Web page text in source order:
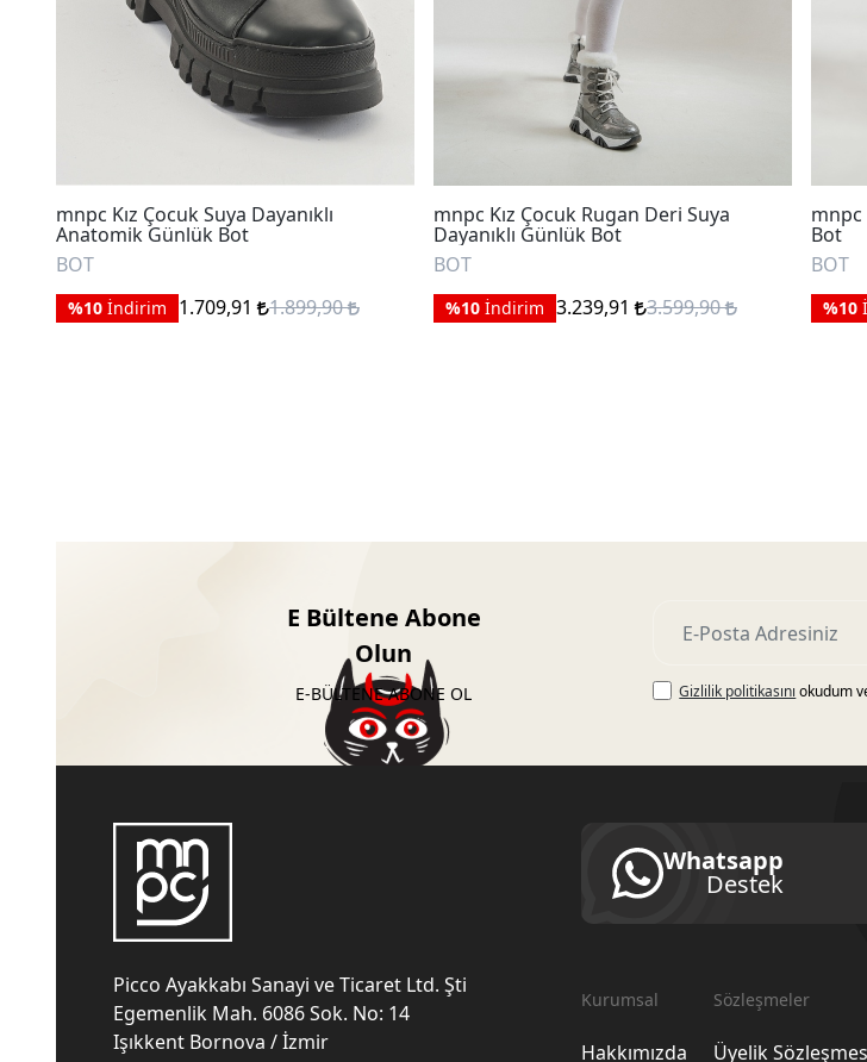
mnpc Kız Çocuk Suya Dayanıklı
Anatomik Günlük Bot
BOT
%10 İndirim 1.709,91 1.899,90
mnpc Kız Çocuk Rugan Deri Suya
Dayanıklı Günlük Bot
BOT
%10 İndirim 3.239,91 3.599,90
mnpc
Bot
BOT
%10
E Bültene Abone
Olun
E-BÜLTENE ABONE OL Gizlilik politikasını okudum
Picco Ayakkabı Sanayi ve Ticaret Ltd. Şti
Egemenlik Mah. 6086 Sok. No: 14
Işıkkent Bornova / İzmir
Whatsapp
Destek
Kurumsal
Hakkımızda
Sözleşmeler
Üyelik